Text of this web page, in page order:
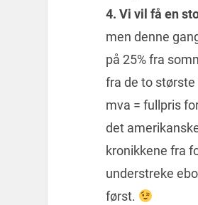
4. Vi vil få en
men denne
på 25% fra
fra de to største
mva = fullpris
det
kronikkene fra
understreke
først.